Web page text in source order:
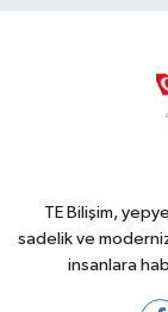
TE Bilişim,
sadelik ve
insanlara